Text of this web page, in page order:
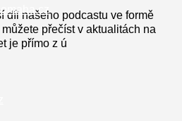
díl našeho podcastu ve formě
přečíst v aktualitách na
je přímo z ú